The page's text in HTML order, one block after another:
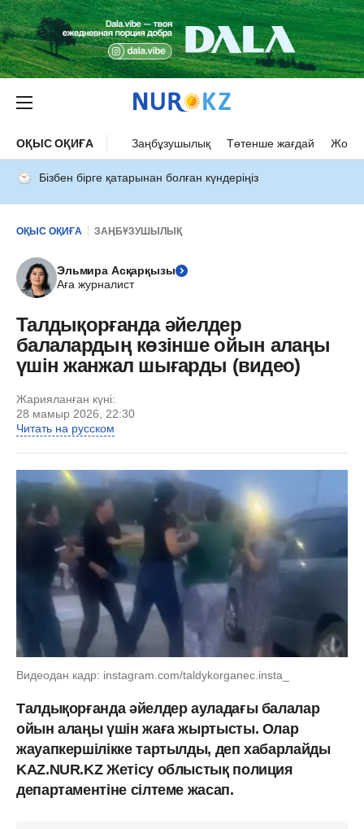
ОҚЫС ОҚИҒА Заңбұзушылық Төтенше жағдай Жол
Бізбен бірге қатарынан болған күндеріңіз
ОҚЫС ОҚИҒА ЗАҢБҰЗУШЫЛЫҚ
Эльмира Асқарқызы
Аға журналист
Талдықорғанда әйелдер
балалардың көзінше ойын алаңы
үшін жанжал шығарды (видео)
Жарияланған күні:
28 мамыр 2026, 22:30
Читать на русском
Видеодан кадр: instagram.com/taldykorganec.insta_
Талдықорғанда әйелдер ауладағы балалар
ойын алаңы үшін жаға жыртысты. Олар
жауапкершілікке тартылды, деп хабарлайды
KAZ.NUR.KZ Жетісу облыстық полиция
департаментіне сілтеме жасап.